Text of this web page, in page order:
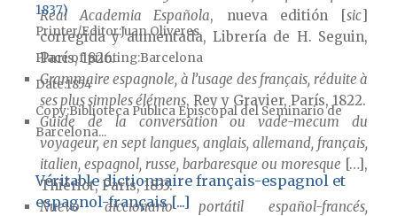
Real Academia Española, nueva editión [sic]
corregida y aumentada, Librería de H. Seguin,
París, 1826.
Grammaire espagnole, à l’usage des français, réduite à
ses plus simples élémens, Rey y Gravier, París, 1822.
Guide de la conversation ou vade-mecum du
voyageur, en sept langues, anglais, allemand, français,
italien, espagnol, russe, barbaresque ou moresque […],
Thiériot, París, 1833.
Nuevo diccionario portátil español-francés,
1837)
Printer/EditorJuan Oliveres
Place of printingBarcelona
Date1854
CopyBiblioteca Pública Episcopal del Seminario de
Barcelona...
Véritable dictionnaire français-espagnol et
espagnol-français [...]